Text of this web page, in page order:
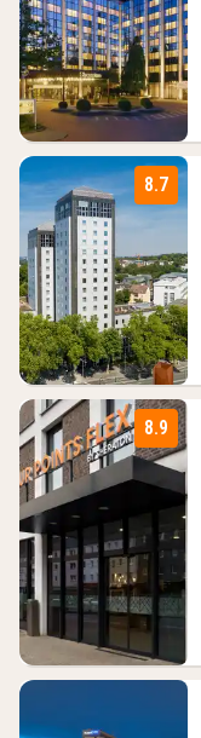
8.7
8.9